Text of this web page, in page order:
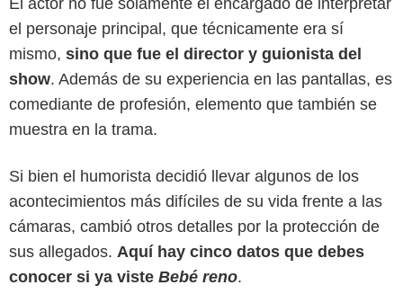
el personaje principal, que técnicamente era sí
mismo, sino que fue el director y guionista del
show. Además de su experiencia en las pantallas, es
comediante de profesión, elemento que también se
muestra en la trama.
Si bien el humorista decidió llevar algunos de los
acontecimientos más difíciles de su vida frente a las
cámaras, cambió otros detalles por la protección de
sus allegados. Aquí hay cinco datos que debes
conocer si ya viste Bebé reno.